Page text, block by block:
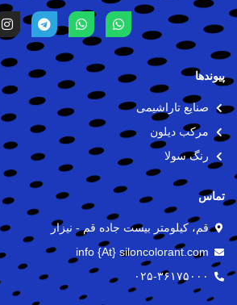
W
h
a
t
s
a
p
p
W
h
a
t
a
p
T
e
l
m
I
n
s
a
r
a
m
پیوندها
صنایع تاراشیمی
مرکب دیلون
رنگ سولا
تماس
قم، کیلومتر بیست جاده قم - نیزار
info {At} siloncolorant.com
۰۲۵-۳۶۱۷۵۰۰۰